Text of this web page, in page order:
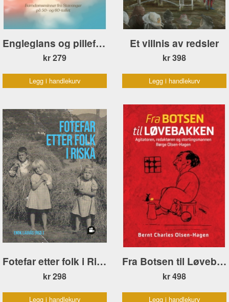
Engleglans og pillefygerter POCKET
kr 279
Legg i handlekurv
Et villnis av redsler
kr 398
Legg i handlekurv
Fotefar etter folk i Riska
kr 298
Legg i handlekurv
Fra Botsen til Løvebakken
kr 498
Legg i handlekurv